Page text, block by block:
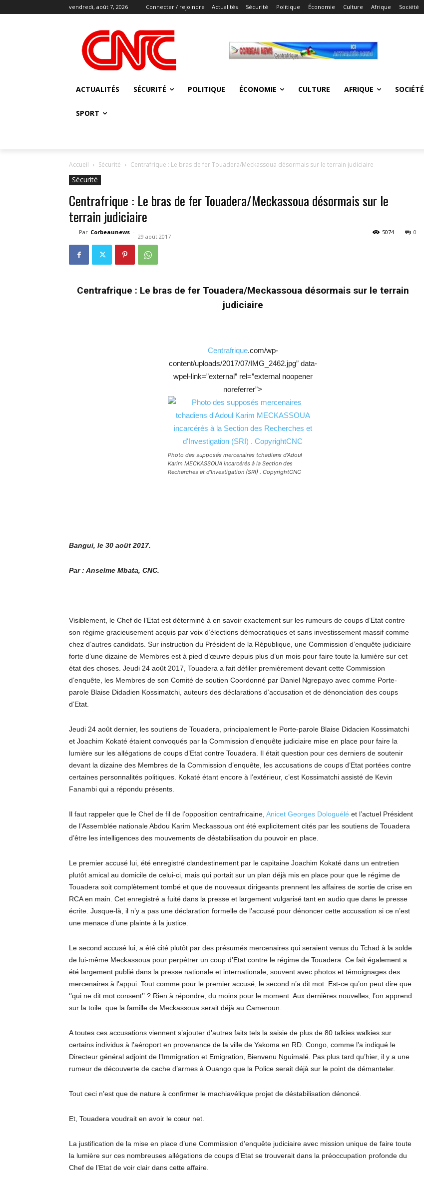
vendredi, août 7, 2026 Connecter / rejoindre Actualités Sécurité Politique Économie Culture Afrique Société
ACTUALITÉS SÉCURITÉ POLITIQUE ÉCONOMIE CULTURE AFRIQUE SOCIÉTÉ
SPORT
Accueil Sécurité Centrafrique : Le bras de fer Touadera/Meckassoua désormais sur le terrain judiciaire
Sécurité
Centrafrique : Le bras de fer Touadera/Meckassoua désormais sur le
terrain judiciaire
Par Corbeaunews -
29 août 2017
0
5074
Centrafrique : Le bras de fer Touadera/Meckassoua désormais sur le terrain
judiciaire
Centrafrique.com/wp-
content/uploads/2017/07/IMG_2462.jpg” data-
wpel-link=”external” rel=”external noopener
noreferrer”>
Photo des supposés mercenaires tchadiens d’Adoul
Karim MECKASSOUA incarcérés à la Section des
Recherches et d’Investigation (SRI) . CopyrightCNC
Bangui, le 30 août 2017.
Par : Anselme Mbata, CNC.
Visiblement, le Chef de l’Etat est déterminé à en savoir exactement sur les rumeurs de coups d’Etat contre
son régime gracieusement acquis par voix d’élections démocratiques et sans investissement massif comme
chez d’autres candidats. Sur instruction du Président de la République, une Commission d’enquête judiciaire
forte d’une dizaine de Membres est à pied d’œuvre depuis plus d’un mois pour faire toute la lumière sur cet
état des choses. Jeudi 24 août 2017, Touadera a fait défiler premièrement devant cette Commission
d’enquête, les Membres de son Comité de soutien Coordonné par Daniel Ngrepayo avec comme Porte-
parole Blaise Didadien Kossimatchi, auteurs des déclarations d’accusation et de dénonciation des coups
d’Etat.
Jeudi 24 août dernier, les soutiens de Touadera, principalement le Porte-parole Blaise Didacien Kossimatchi
et Joachim Kokaté étaient convoqués par la Commission d’enquête judiciaire mise en place pour faire la
lumière sur les allégations de coups d’Etat contre Touadera. Il était question pour ces derniers de soutenir
devant la dizaine des Membres de la Commission d’enquête, les accusations de coups d’Etat portées contre
certaines personnalités politiques. Kokaté étant encore à l’extérieur, c’est Kossimatchi assisté de Kevin
Fanambi qui a répondu présents.
Il faut rappeler que le Chef de fil de l’opposition centrafricaine, Anicet Georges Dologuélé et l’actuel Président
de l’Assemblée nationale Abdou Karim Meckassoua ont été explicitement cités par les soutiens de Touadera
d’être les intelligences des mouvements de déstabilisation du pouvoir en place.
Le premier accusé lui, été enregistré clandestinement par le capitaine Joachim Kokaté dans un entretien
plutôt amical au domicile de celui-ci, mais qui portait sur un plan déjà mis en place pour que le régime de
Touadera soit complètement tombé et que de nouveaux dirigeants prennent les affaires de sortie de crise en
RCA en main. Cet enregistré a fuité dans la presse et largement vulgarisé tant en audio que dans le presse
écrite. Jusque-là, il n’y a pas une déclaration formelle de l’accusé pour dénoncer cette accusation si ce n’est
une menace d’une plainte à la justice.
Le second accusé lui, a été cité plutôt par des présumés mercenaires qui seraient venus du Tchad à la solde
de lui-même Meckassoua pour perpétrer un coup d’Etat contre le régime de Touadera. Ce fait également a
été largement publié dans la presse nationale et internationale, souvent avec photos et témoignages des
mercenaires à l’appui. Tout comme pour le premier accusé, le second n’a dit mot. Est-ce qu’on peut dire que
‘’qui ne dit mot consent’’ ? Rien à répondre, du moins pour le moment. Aux dernières nouvelles, l’on apprend
sur la toile que la famille de Meckassoua serait déjà au Cameroun.
A toutes ces accusations viennent s’ajouter d’autres faits tels la saisie de plus de 80 talkies walkies sur
certains individus à l’aéroport en provenance de la ville de Yakoma en RD. Congo, comme l’a indiqué le
Directeur général adjoint de l’Immigration et Emigration, Bienvenu Nguimalé. Pas plus tard qu’hier, il y a une
rumeur de découverte de cache d’armes à Ouango que la Police serait déjà sur le point de démanteler.
Tout ceci n’est que de nature à confirmer le machiavélique projet de déstabilisation dénoncé.
Et, Touadera voudrait en avoir le cœur net.
La justification de la mise en place d’une Commission d’enquête judiciaire avec mission unique de faire toute
la lumière sur ces nombreuses allégations de coups d’Etat se trouverait dans la préoccupation profonde du
Chef de l’Etat de voir clair dans cette affaire.